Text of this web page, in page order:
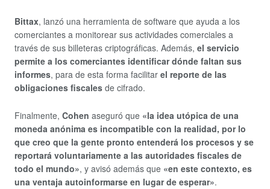
Bittax, lanzó una herramienta de software que ayuda a los
comerciantes a monitorear sus actividades comerciales a
través de sus billeteras criptográficas. Además, el servicio
permite a los comerciantes identificar dónde faltan sus
informes, para de esta forma facilitar el reporte de las
obligaciones fiscales de cifrado.
Finalmente, Cohen aseguró que «la idea utópica de una
moneda anónima es incompatible con la realidad, por lo
que creo que la gente pronto entenderá los procesos y se
reportará voluntariamente a las autoridades fiscales de
todo el mundo», y avisó además que «en este contexto, es
una ventaja autoinformarse en lugar de esperar».